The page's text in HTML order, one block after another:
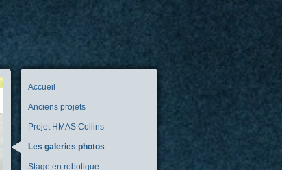
Accueil
Anciens projets
Projet HMAS Collins
Les galeries photos
Stage en robotique